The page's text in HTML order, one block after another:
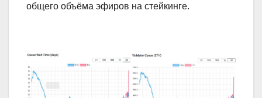
общего объёма эфиров на стейкинге.